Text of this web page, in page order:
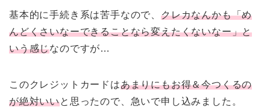
基本的に手続き系は苦手なので、 クレカなんかも「め
んどくさいなーできることなら変えたくないなー」と
いう感じなのですが…
このクレジットカードはあまりにもお得＆今つくるの
が絶対いいと思ったので、急いで申し込みました。